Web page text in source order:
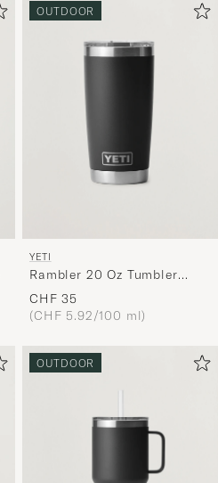
OUTDOOR
YETI
Rambler 20 Oz Tumbler
Black
CHF 35
(CHF 5.92/100 ml)
OUTDOOR